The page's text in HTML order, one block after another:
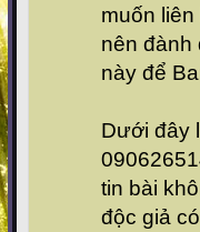
muốn
nên đành
này để
Dưới đây
tin bài
độc giả